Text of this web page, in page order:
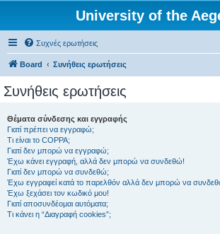
University of the
Συχνές ερωτήσεις
Board Συνήθεις ερωτήσεις
Συνήθεις ερωτήσεις
Θέματα σύνδεσης και εγγραφής
Γιατί πρέπει να εγγραφώ;
Τι είναι το COPPA;
Γιατί δεν μπορώ να εγγραφώ;
Έχω κάνει εγγραφή, αλλά δεν μπορώ να συνδεθώ!
Γιατί δεν μπορώ να συνδεθώ;
Έχω εγγραφεί κατά το παρελθόν αλλά δεν μπορώ να
Έχω ξεχάσει τον κωδικό μου!
Γιατί αποσυνδέομαι αυτόματα;
Τι κάνει η “Διαγραφή cookies”;